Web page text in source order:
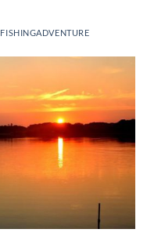
FISHINGADVENTURE